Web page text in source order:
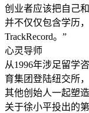
创业者应该把自己
并不仅仅包含学历
TrackRecord。”
心灵导师
从1996年涉足留学
育集团登陆纽交所
其他创始人一起塑
关于徐小平投出的